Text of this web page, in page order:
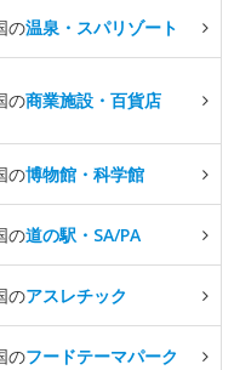
の温泉・スパリゾート
の商業施設・百貨店
の博物館・科学館
の道の駅・SA/PA
のアスレチック
のフードテーマパーク